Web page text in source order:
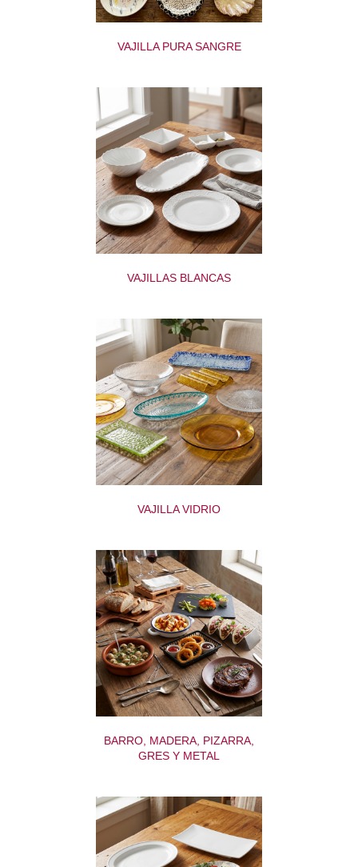
VAJILLA PURA SANGRE
VAJILLAS BLANCAS
VAJILLA VIDRIO
BARRO, MADERA, PIZARRA,
GRES Y METAL